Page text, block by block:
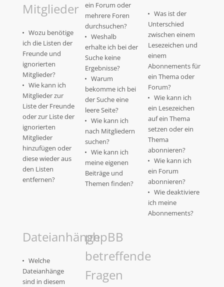
Mitglieder
Wozu benötige
ich die Listen der
Freunde und
ignorierten
Mitglieder?
Wie kann ich
Mitglieder zur
Liste der Freunde
oder zur Liste der
ignorierten
Mitglieder
hinzufügen oder
diese wieder aus
den Listen
entfernen?
ein Forum oder
mehrere Foren
durchsuchen?
Weshalb
erhalte ich bei der
Suche keine
Ergebnisse?
Warum
bekomme ich bei
der Suche eine
leere Seite?
Wie kann ich
nach Mitgliedern
suchen?
Wie kann ich
meine eigenen
Beiträge und
Themen finden?
Was ist der
Unterschied
zwischen einem
Lesezeichen und
einem
Abonnements für
ein Thema oder
Forum?
Wie kann ich
ein Lesezeichen
auf ein Thema
setzen oder ein
Thema
abonnieren?
Wie kann ich
ein Forum
abonnieren?
Wie deaktiviere
ich meine
Abonnements?
Dateianhänge
Welche
Dateianhänge
sind in diesem
phpBB
betreffende
Fragen